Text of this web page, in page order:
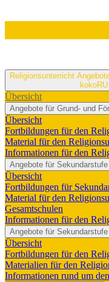
Religionsunterricht
kokoRU
Übersicht
Angebote für Grund- und
Übersicht
Fortbildungen für den
Material für den
Informationen für den
Angebote für Sekundarstufe I
Übersicht
Fortbildungen für
Material für den
Gesamtschulen
Informationen für den
Angebote für
Übersicht
Fortbildungen für den
Materialien für den
Informationen rund um